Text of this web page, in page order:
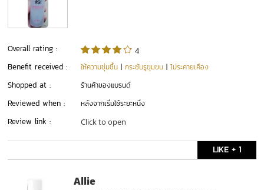
Overall rating :
4
Benefit received :
ให้ความชุ่มชื้น |กระชับรูขุมขน |ไม่ระคายเคือง
Shopped at : ร้านค้าของแบรนด์
Reviewed when : หลังจากเริ่มใช้ระยะหนึ่ง
Review link : Click to open
LIKE + 1
Allie